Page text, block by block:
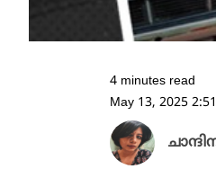
4 minutes read
May 13, 2025